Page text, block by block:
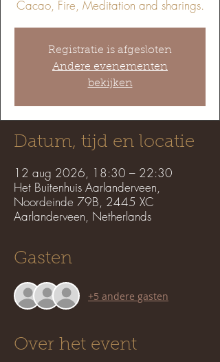
Cacao, Fire, Meditation and sharings.
Registratie is afgesloten
Andere evenementen
bekijken
Datum, tijd en locatie
12 aug 2026, 18:30 – 22:30
Het Buitenhuis Aarlanderveen,
Noordeinde 79B, 2445 XC
Aarlanderveen, Netherlands
Gasten
+5 andere gasten
Over het event